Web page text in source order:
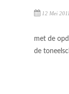
12 Mei 2011
met de
de